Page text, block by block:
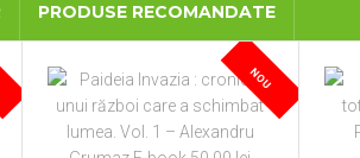
PRODUSE RECOMANDATE
NOU